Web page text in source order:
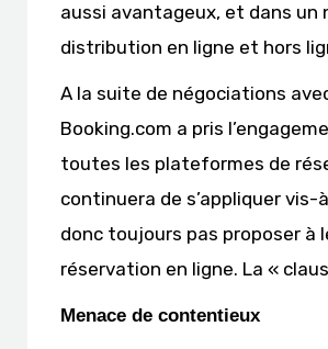
aussi avantageux, et dans un
distribution en ligne et hors
A la suite de négociations
Booking.com a pris
toutes les plateformes de
continuera de s’appliquer
donc toujours pas proposer à
réservation en ligne. La «
Menace de contentieux